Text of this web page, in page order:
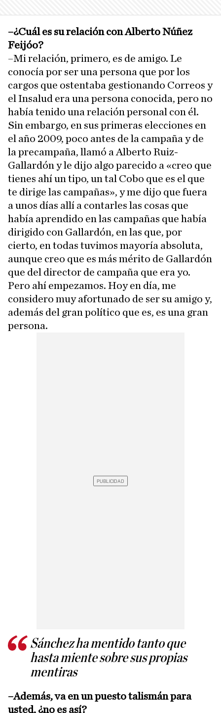
–¿Cuál es su relación con Alberto Núñez
Feijóo?
–Mi relación, primero, es de amigo. Le
conocía por ser una persona que por los
cargos que ostentaba gestionando Correos y
el Insalud era una persona conocida, pero no
había tenido una relación personal con él.
Sin embargo, en sus primeras elecciones en
el año 2009, poco antes de la campaña y de
la precampaña, llamó a Alberto Ruiz-
Gallardón y le dijo algo parecido a «creo que
tienes ahí un tipo, un tal Cobo que es el que
te dirige las campañas», y me dijo que fuera
a unos días allí a contarles las cosas que
había aprendido en las campañas que había
dirigido con Gallardón, en las que, por
cierto, en todas tuvimos mayoría absoluta,
aunque creo que es más mérito de Gallardón
que del director de campaña que era yo.
Pero ahí empezamos. Hoy en día, me
considero muy afortunado de ser su amigo y,
además del gran político que es, es una gran
persona.
Sánchez ha mentido tanto que
hasta miente sobre sus propias
mentiras
–Además, va en un puesto talismán para
usted, ¿no es así?